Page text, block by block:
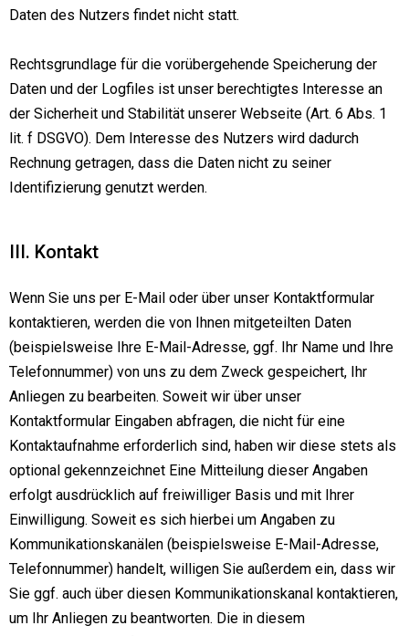
Daten des Nutzers findet nicht statt.
Rechtsgrundlage für die vorübergehende Speicherung der
Daten und der Logfiles ist unser berechtigtes Interesse an
der Sicherheit und Stabilität unserer Webseite (Art. 6 Abs. 1
lit. f DSGVO). Dem Interesse des Nutzers wird dadurch
Rechnung getragen, dass die Daten nicht zu seiner
Identifizierung genutzt werden.
III. Kontakt
Wenn Sie uns per E-Mail oder über unser Kontaktformular
kontaktieren, werden die von Ihnen mitgeteilten Daten
(beispielsweise Ihre E-Mail-Adresse, ggf. Ihr Name und Ihre
Telefonnummer) von uns zu dem Zweck gespeichert, Ihr
Anliegen zu bearbeiten. Soweit wir über unser
Kontaktformular Eingaben abfragen, die nicht für eine
Kontaktaufnahme erforderlich sind, haben wir diese stets als
optional gekennzeichnet Eine Mitteilung dieser Angaben
erfolgt ausdrücklich auf freiwilliger Basis und mit Ihrer
Einwilligung. Soweit es sich hierbei um Angaben zu
Kommunikationskanälen (beispielsweise E-Mail-Adresse,
Telefonnummer) handelt, willigen Sie außerdem ein, dass wir
Sie ggf. auch über diesen Kommunikationskanal kontaktieren,
um Ihr Anliegen zu beantworten. Die in diesem